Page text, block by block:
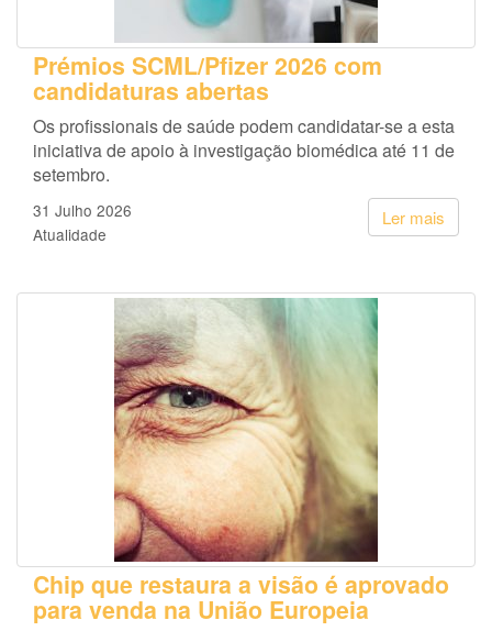
Prémios SCML/Pfizer 2026 com
candidaturas abertas
Os profissionais de saúde podem candidatar-se a esta
iniciativa de apoio à investigação biomédica até 11 de
setembro.
Ler mais
31 Julho 2026
Atualidade
Chip que restaura a visão é aprovado
para venda na União Europeia